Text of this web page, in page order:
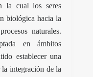
la cual los seres
biológica hacia la
naturales.
en ámbitos
establecer una
la integración de la